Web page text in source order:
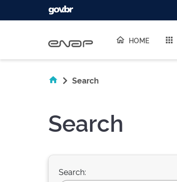
HOME
Search
Search
Search: